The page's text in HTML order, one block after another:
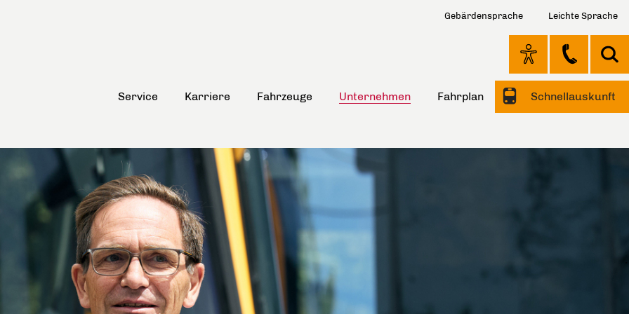
Gebärdensprache Leichte Sprache
Service Karriere Fahrzeuge Unternehmen Fahrplan Schnellauskunft